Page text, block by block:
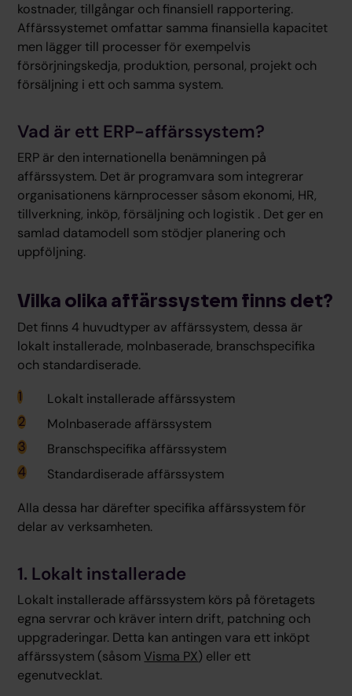
kostnader, tillgångar och finansiell rapportering.
Affärssystemet omfattar samma finansiella kapacitet
men lägger till processer för exempelvis
försörjningskedja, produktion, personal, projekt och
försäljning i ett och samma system.
Vad är ett ERP-affärssystem?
ERP är den internationella benämningen på
affärssystem. Det är programvara som integrerar
organisationens kärnprocesser såsom ekonomi, HR,
tillverkning, inköp, försäljning och logistik . Det ger en
samlad datamodell som stödjer planering och
uppföljning.
Vilka olika affärssystem finns det?
Det finns 4 huvudtyper av affärssystem, dessa är
lokalt installerade, molnbaserade, branschspecifika
och standardiserade.
Lokalt installerade affärssystem
Molnbaserade affärssystem
Branschspecifika affärssystem
Standardiserade affärssystem
Alla dessa har därefter specifika affärssystem för
delar av verksamheten.
1. Lokalt installerade
Lokalt installerade affärssystem körs på företagets
egna servrar och kräver intern drift, patchning och
uppgraderingar. Detta kan antingen vara ett inköpt
affärssystem (såsom Visma PX) eller ett
egenutvecklat.